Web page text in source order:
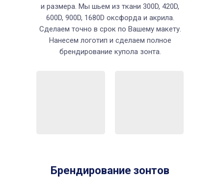
и размера. Мы шьем из ткани 300D, 420D,
600D, 900D, 1680D оксфорда и акрила.
Сделаем точно в срок по Вашему макету.
Нанесем логотип и сделаем полное
брендирование купола зонта.
Брендирование зонтов